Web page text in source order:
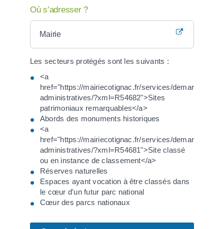
Où s’adresser ?
Mairie
Les secteurs protégés sont les suivants :
<a
href="https://mairiecotignac.fr/services/demarches-
administratives/?xml=R54682">Sites
patrimoniaux remarquables</a>
Abords des monuments historiques
<a
href="https://mairiecotignac.fr/services/demarches-
administratives/?xml=R54681">Site classé
ou en instance de classement</a>
Réserves naturelles
Espaces ayant vocation à être classés dans
le cœur d'un futur parc national
Cœur des parcs nationaux